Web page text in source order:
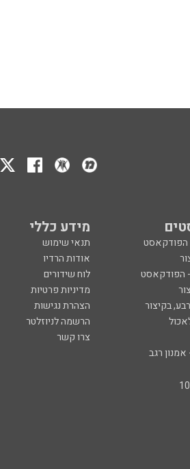
מידע כללי
תנאי שימוש
אודות הרדיו
- הפודקאסט
לוח שידורים
מדיניות פרטיות
בקיצור
הצהרת נגישות
הרשמה לניוזלטר
צרו קשר
רגב